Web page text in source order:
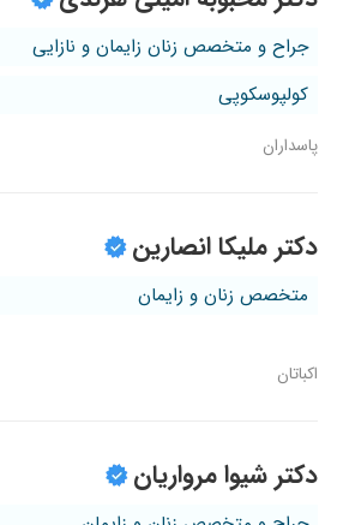
جراح و متخصص زنان زایمان و نازایی
کولپوسکوپی
پاسداران
دکتر ملیکا انصارین
متخصص زنان و زایمان
اکباتان
دکتر شیوا مرواریان